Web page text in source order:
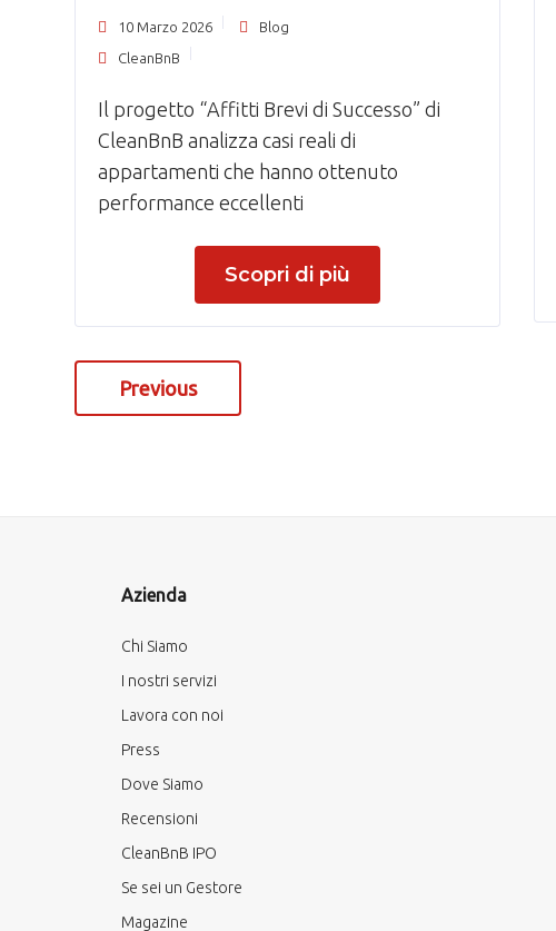
10 Marzo 2026
Blog
CleanBnB
Il progetto “Affitti Brevi di Successo” di
CleanBnB analizza casi reali di
appartamenti che hanno ottenuto
performance eccellenti
Scopri di più
Previous
Azienda
Chi Siamo
I nostri servizi
Lavora con noi
Press
Dove Siamo
Recensioni
CleanBnB IPO
Se sei un Gestore
Magazine